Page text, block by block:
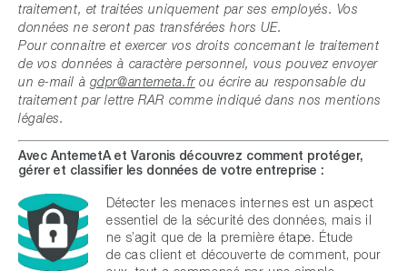
traitement, et traitées uniquement par ses employés. Vos
données ne seront pas transférées hors UE.
Pour connaitre et exercer vos droits concernant le traitement
de vos données à caractère personnel, vous pouvez envoyer
un e-mail à gdpr@antemeta.frou écrire au responsable du
traitement par lettre RAR comme indiqué dans nos mentions
légales.
Avec AntemetA et Varonis découvrez comment protéger,
gérer et classifier les données de votre entreprise :
Détecter les menaces internes est un aspect
essentiel de la sécurité des données, mais il
ne s’agit que de la première étape. Étude
de cas client et découverte de comment, pour